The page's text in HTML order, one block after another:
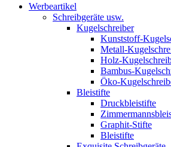
Werbeartikel
Schreibgeräte usw.
Kugelschreiber
Kunststoff-
Metall-
Holz-
Bambus-
Öko-
Bleistifte
Druckbleistifte
Graphit-Stifte
Bleistifte